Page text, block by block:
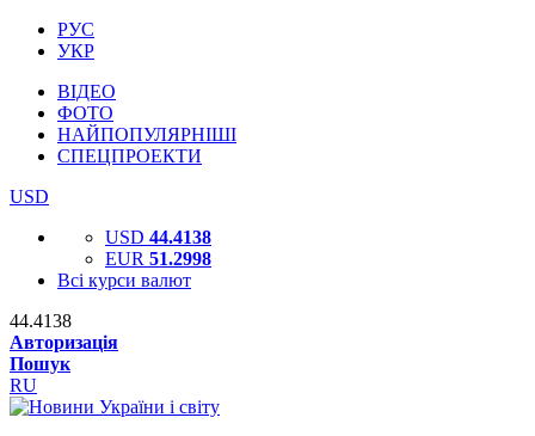
РУС
УКР
ВІДЕО
ФОТО
НАЙПОПУЛЯРНІШІ
СПЕЦПРОЕКТИ
USD
USD 44.4138
EUR 51.2998
Всі курси валют
44.4138
Авторизація
Пошук
RU